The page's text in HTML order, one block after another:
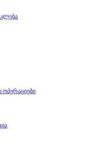
ოპერაციები